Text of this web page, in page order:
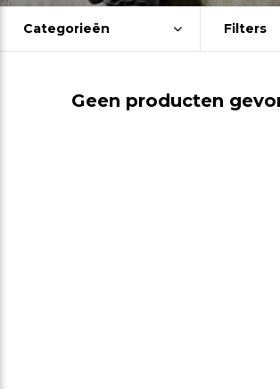
Categorieën Filters
Geen producten